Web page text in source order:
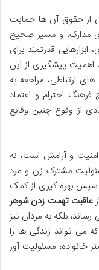
از حقوق آن ها حمایت
مدارک، و مسیر صحیح
قدرتمند برای
پیشگیری از این
ارتباطی، مراجعه به
احترام و اعتماد
از وقوع چنین وقایع
امنیت و آرامش است، نه
مشترک زن و مرد
سپس بهره گیری از کمک
عاقبت تهمت زدن شوهر
بلکه به مردان نیز
می تواند زندگی ها را
خانواده، مسئولیت آور